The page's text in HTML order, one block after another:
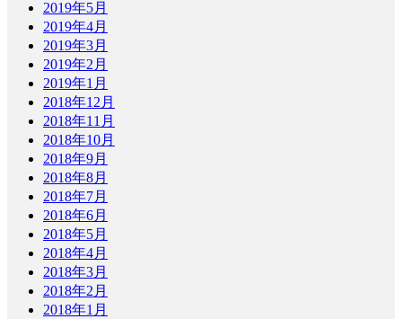
2019年5月
2019年4月
2019年3月
2019年2月
2019年1月
2018年12月
2018年11月
2018年10月
2018年9月
2018年8月
2018年7月
2018年6月
2018年5月
2018年4月
2018年3月
2018年2月
2018年1月